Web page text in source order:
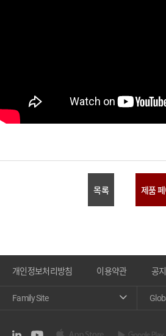
목록 제품
개인정보처리방침 이용약관 공
Family Site